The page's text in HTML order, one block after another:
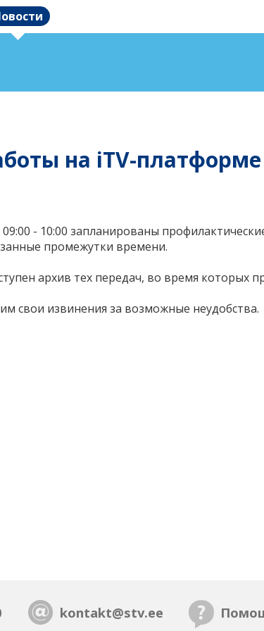
на iTV-платформе
- 10:00 запланированы
промежутки времени.
архив тех передач, во время которых
свои извинения за возможные неудобства.
kontakt@stv.ee